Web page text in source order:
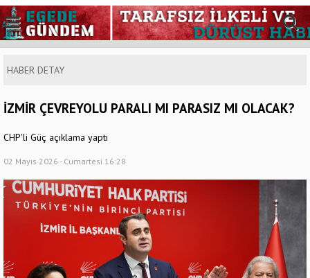
HABER DETAY
İZMİR ÇEVREYOLU PARALI MI PARASIZ MI OLACAK?
CHP'li Güç açıklama yaptı
02 Mayıs 2026 - Cumartesi 16:28